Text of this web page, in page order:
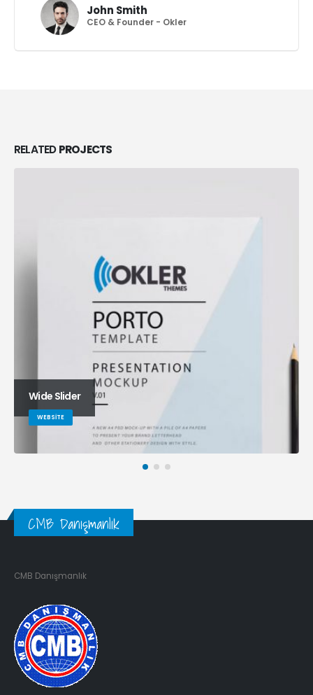
John Smith
CEO & Founder - Okler
RELATEDPROJECTS
Wide Slider
WEBSITE
CMB Danışmanlık
CMB Danışmanlık